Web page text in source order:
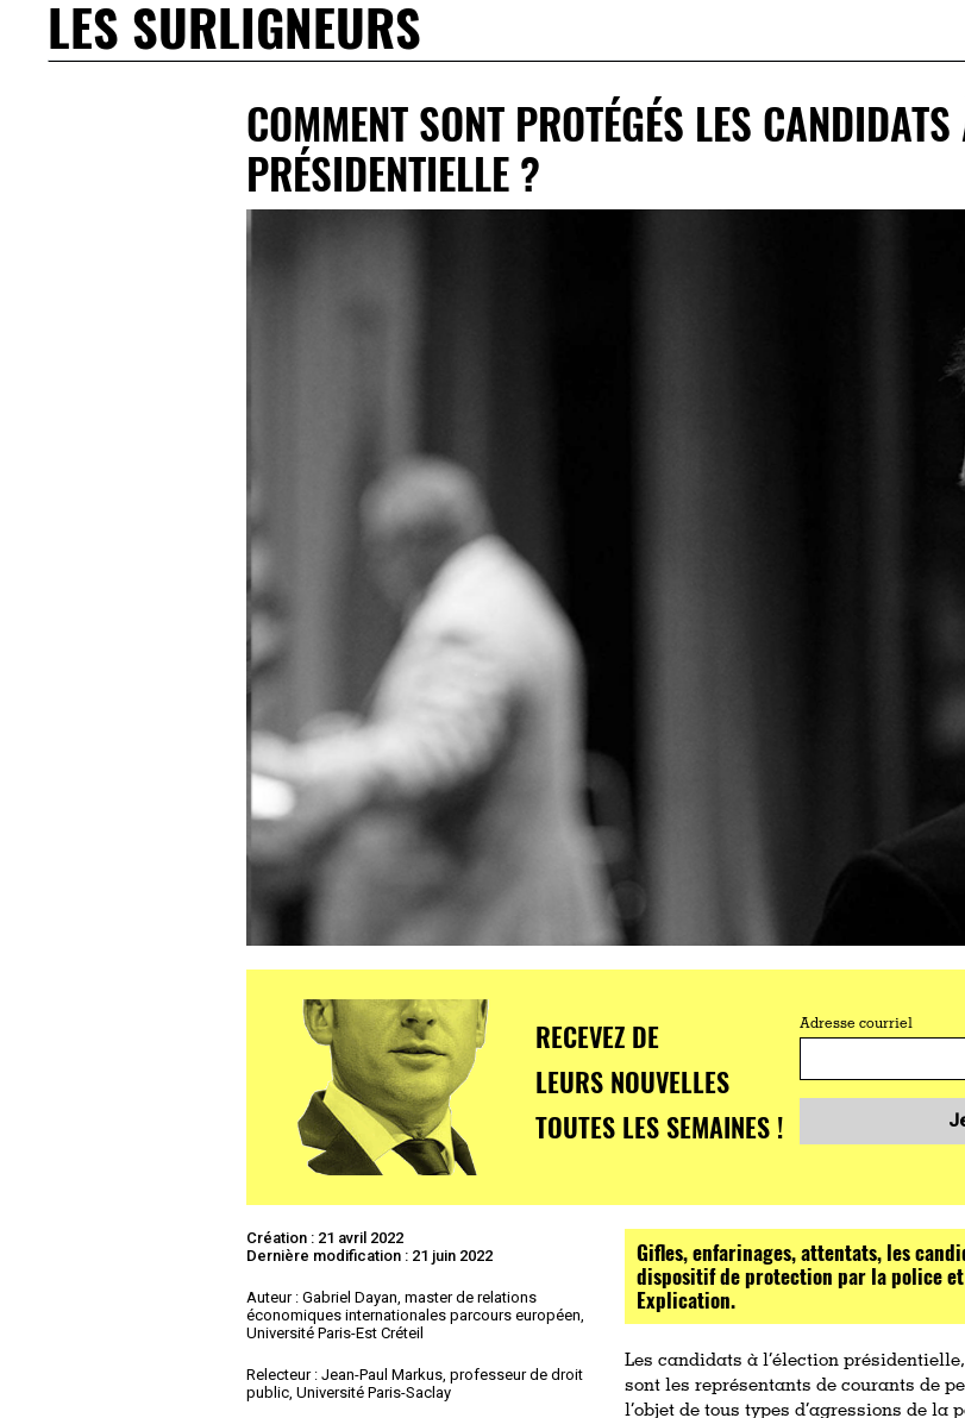
LES SURLIGNEURS
COMMENT SONT PROTÉGÉS LES CANDIDATS
PRÉSIDENTIELLE ?
RECEVEZ DE
LEURS NOUVELLES
TOUTES LES SEMAINES !
Adresse courriel
Création : 21 avril 2022
Dernière modification : 21 juin 2022
Auteur : Gabriel Dayan, master de relations
économiques internationales parcours européen,
Université Paris-Est Créteil
Relecteur : Jean-Paul Markus, professeur de droit
public, Université Paris-Saclay
Gifles, enfarinages, attentats, les
dispositif de protection par la police et
Explication.
Les candidats à l’élection
sont les représentants de courants de
l’objet de tous types d’agressions de